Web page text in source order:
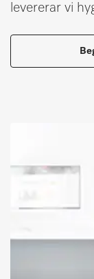
levererar vi